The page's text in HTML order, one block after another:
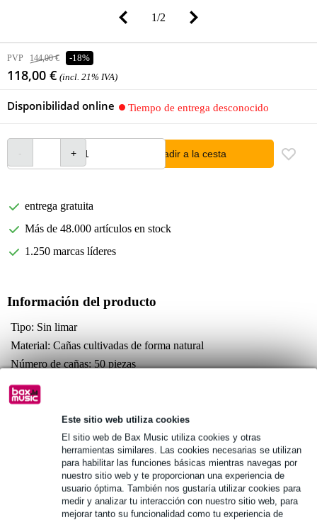
Este sitio web utiliza cookies
El sitio web de Bax Music utiliza cookies y otras
herramientas similares. Las cookies necesarias se utilizan
para habilitar las funciones básicas mientras navegas por
nuestro sitio web y te proporcionan una experiencia de
usuario óptima. También nos gustaría utilizar cookies para
medir y analizar tu interacción con nuestro sitio web, para
mejorar tanto su funcionalidad como tu experiencia de
1/2
PVP 144,00 € -18%
118,00 € (incl. 21% IVA)
Disponibilidad online Tiempo de entrega desconocido
añadir a la cesta
entrega gratuita
Más de 48.000 artículos en stock
1.250 marcas líderes
Información del producto
Tipo: Sin limar
Material: Cañas cultivadas de forma natural
Número de cañas: 50 piezas
Especificaciones completas
Véase también (11)